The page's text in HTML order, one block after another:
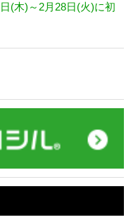
(木)～2月28日(火)に初